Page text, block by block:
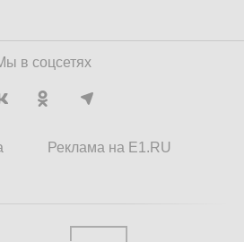
в соцсетях
Реклама на E1.RU